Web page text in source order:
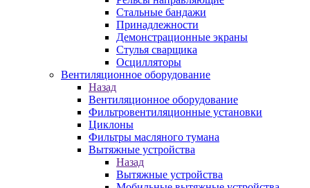
Стальные бандажи
Принадлежности
Демонстрационные экраны
Стулья сварщика
Осцилляторы
Вентиляционное оборудование
Назад
Вентиляционное оборудование
Фильтровентиляционные установки
Циклоны
Фильтры масляного тумана
Вытяжные устройства
Назад
Вытяжные устройства